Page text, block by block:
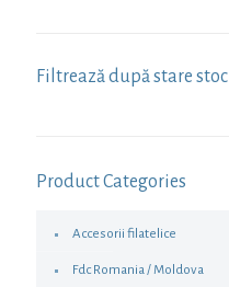
Filtrează după stare stoc
Product Categories
Accesorii filatelice
Fdc Romania / Moldova